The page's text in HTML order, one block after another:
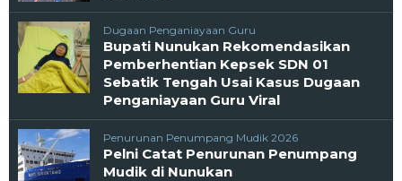
Dugaan Penganiayaan Guru
Bupati Nunukan Rekomendasikan
Pemberhentian Kepsek SDN 01
Sebatik Tengah Usai Kasus Dugaan
Penganiayaan Guru Viral
Penurunan Penumpang Mudik 2026
Pelni Catat Penurunan Penumpang
Mudik di Nunukan